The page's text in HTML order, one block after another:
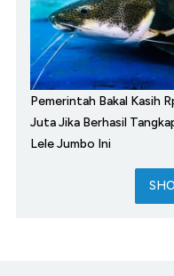
Pemerintah Bakal Kasih
Juta Jika Berhasil
Lele Jumbo Ini